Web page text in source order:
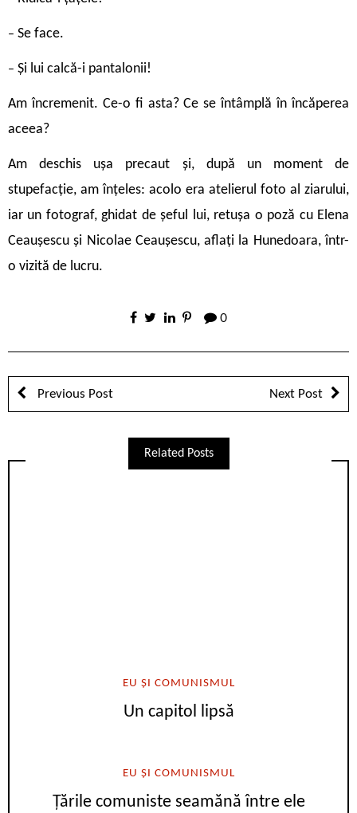
– Se face.
– Și lui calcă-i pantalonii!
Am încremenit. Ce-o fi asta? Ce se întâmplă în încăperea
aceea?
Am deschis ușa precaut și, după un moment de
stupefacție, am înțeles: acolo era atelierul foto al ziarului,
iar un fotograf, ghidat de șeful lui, retușa o poză cu Elena
Ceaușescu și Nicolae Ceaușescu, aflați la Hunedoara, într-
o vizită de lucru.
0
Previous Post Next Post
Related Posts
EU ȘI COMUNISMUL
Un capitol lipsă
EU ȘI COMUNISMUL
Țările comuniste seamănă între ele